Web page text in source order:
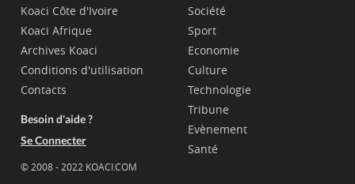
Koaci Côte d'Ivoire
Koaci Afrique
Archives Koaci
Conditions d'utilisation
Contacts
Besoin d'aide ?
Se Connecter
© 2008 - 2022 KOACI.COM
Société
Sport
Economie
Culture
Technologie
Tribune
Evènement
Santé